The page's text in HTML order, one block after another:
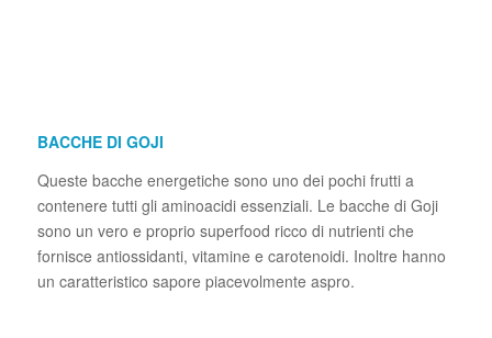
BACCHE DI GOJI
Queste bacche energetiche sono uno dei pochi frutti a
contenere tutti gli aminoacidi essenziali. Le bacche di Goji
sono un vero e proprio superfood ricco di nutrienti che
fornisce antiossidanti, vitamine e carotenoidi. Inoltre hanno
un caratteristico sapore piacevolmente aspro.